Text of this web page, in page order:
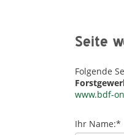
Seite
Folgende
www.bdf-
Ihr Name:*